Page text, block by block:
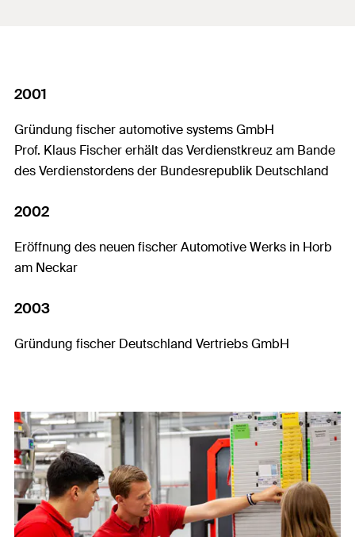
2001
Gründung fischer automotive systems GmbH
Prof. Klaus Fischer erhält das Verdienstkreuz am Bande
des Verdienstordens der Bundesrepublik Deutschland
2002
Eröffnung des neuen fischer Automotive Werks in Horb
am Neckar
2003
Gründung fischer Deutschland Vertriebs GmbH